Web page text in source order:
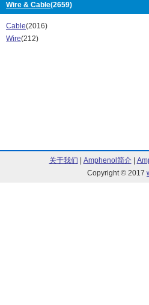
Wire & Cable(2659)
Cable(2016)
Wire(212)
关于我们 Amphenol简介|
Copyright © 2017